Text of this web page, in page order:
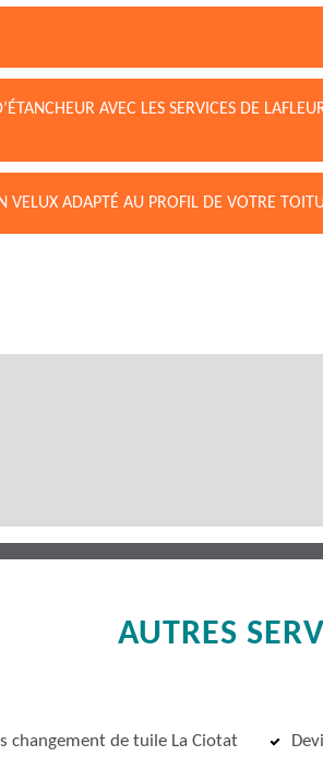
AVEC LES SERVICES DE
VELUX ADAPTÉ AU PROFIL DE VOTRE
AUTRES
changement de tuile La Ciotat